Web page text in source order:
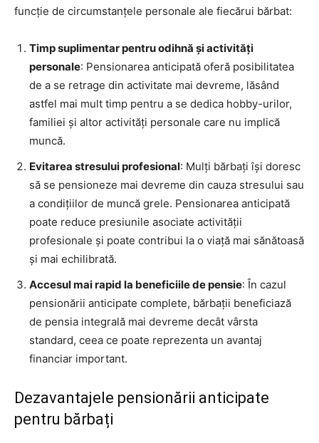
funcție de circumstanțele personale ale fiecărui bărbat:
Timp suplimentar pentru odihnă și activități
personale: Pensionarea anticipată oferă posibilitatea
de a se retrage din activitate mai devreme, lăsând
astfel mai mult timp pentru a se dedica hobby-urilor,
familiei și altor activități personale care nu implică
muncă.
Evitarea stresului profesional: Mulți bărbați își doresc
să se pensioneze mai devreme din cauza stresului sau
a condițiilor de muncă grele. Pensionarea anticipată
poate reduce presiunile asociate activității
profesionale și poate contribui la o viață mai sănătoasă
și mai echilibrată.
Accesul mai rapid la beneficiile de pensie: În cazul
pensionării anticipate complete, bărbații beneficiază
de pensia integrală mai devreme decât vârsta
standard, ceea ce poate reprezenta un avantaj
financiar important.
Dezavantajele pensionării anticipate
pentru bărbați